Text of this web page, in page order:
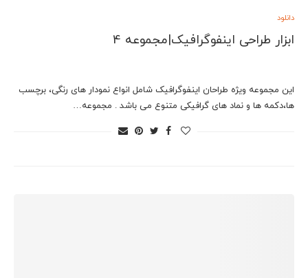
دانلود
ابزار طراحی اینفوگرافیک|مجموعه 4
این مجموعه ویژه طراحان اینفوگرافیک شامل انواع نمودار های رنگی، برچسب
ها،دکمه ها و نماد های گرافیکی متنوع می باشد . مجموعه…